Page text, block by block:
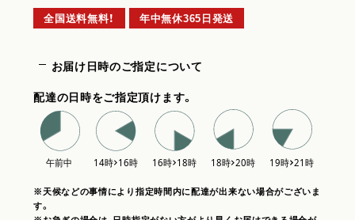
全国送料無料！ 年中無休365日発送
お届け日時のご指定について
配達の日時をご指定頂けます。
※天候などの事情により指定時間内に配達が出来ない場合がございま
す。